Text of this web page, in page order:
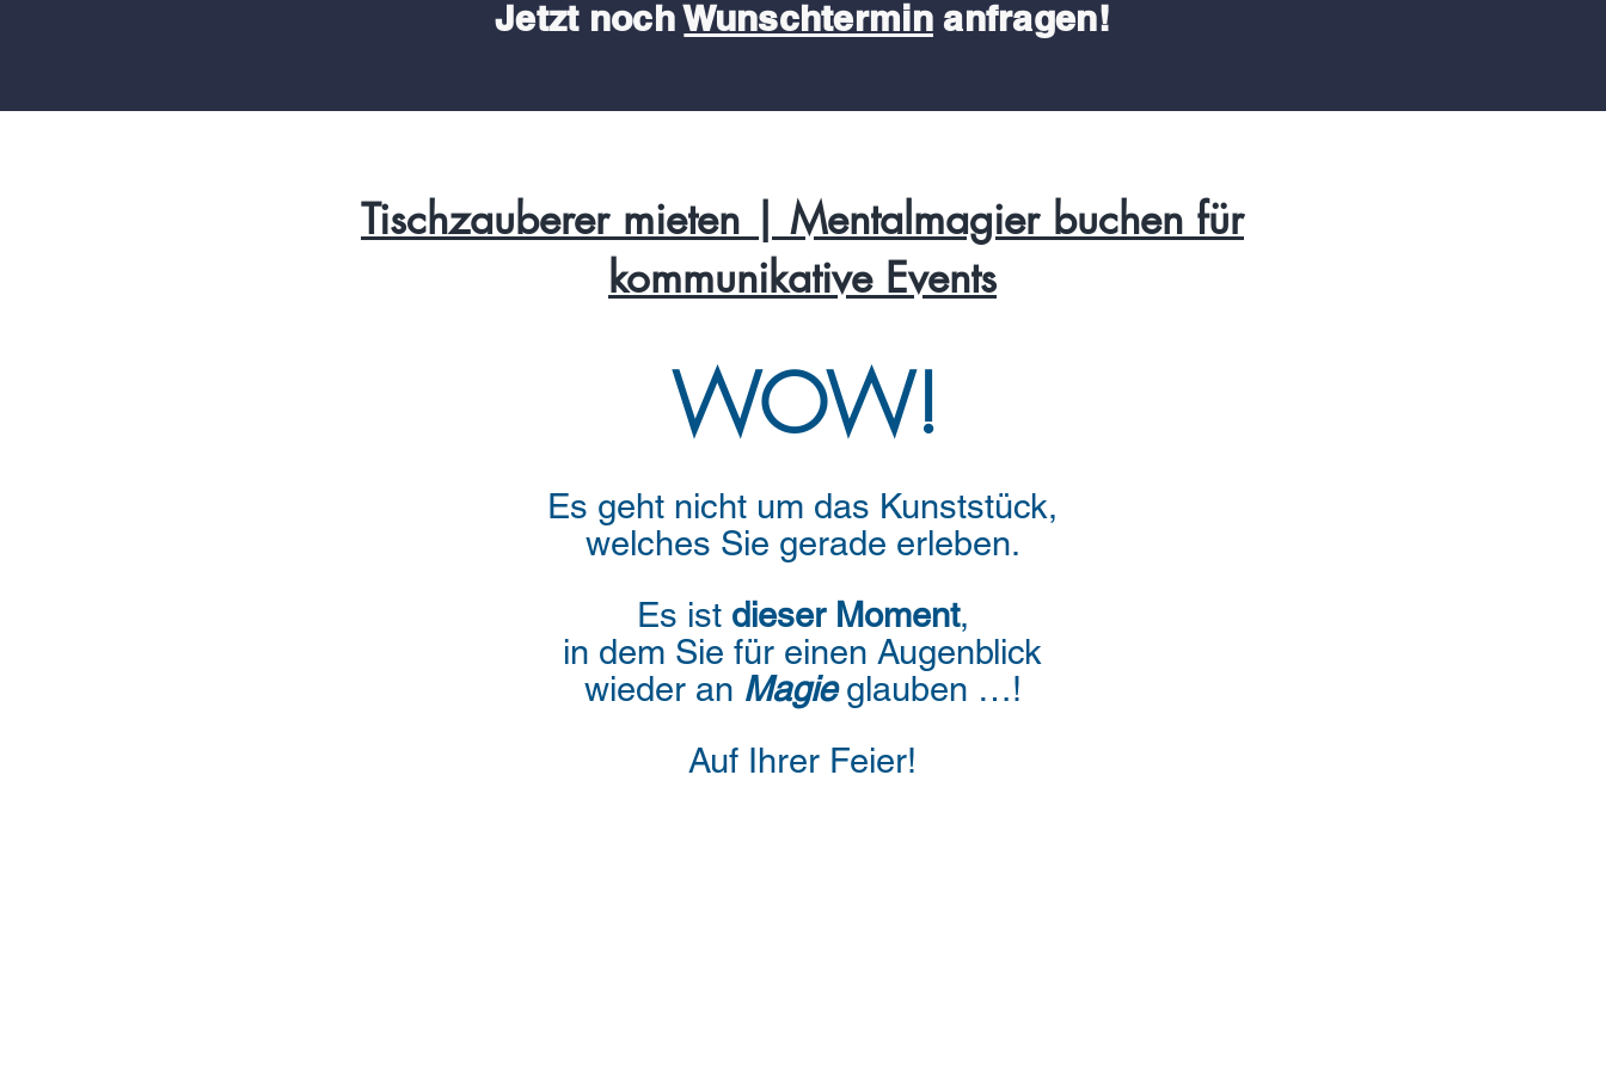
Jetzt nochWunschterminanfragen!
Tischzauberer mieten | Mentalmagier buchen für
kommunikative Events
WOW!
Es geht nicht um das Kunststück,
welches Sie gerade erleben.
Es ist dieser Moment,
in dem Sie für einen Augenblick
wieder an Magieglauben …!
Auf Ihrer Feier!